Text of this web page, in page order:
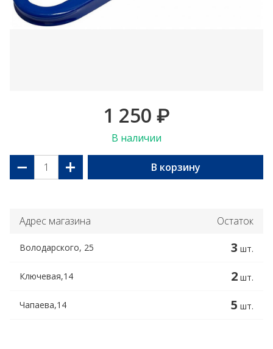
1 250 ₽
В наличии
− + В корзину
Адрес магазина Остаток
Володарского, 25 3 шт.
Ключевая,14 2 шт.
Чапаева,14 5 шт.